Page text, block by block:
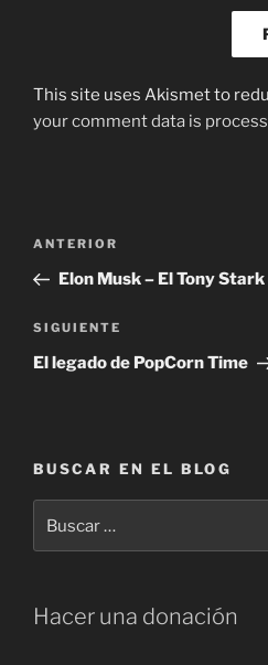
This site uses Akismet to
your comment data is
Navegación
entradas
Entrada
anterior:
ANTERIOR
Elon Musk – El Tony
Siguiente
entrada
SIGUIENTE
El legado de PopCorn Time
BUSCAR EN EL BLOG
Hacer una donación